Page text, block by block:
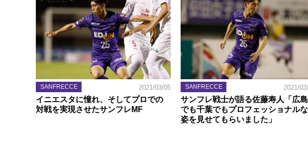
SANFRECCE 2021/03/05
イニエスタに憧れ、そしてプロでの
対戦を実現させたサンフレMF
SANFRECCE 2021/
サンフレ戦士が語る佐藤寿人「広島
でも千葉でもプロフェッショナルな
姿を見せてもらいました」